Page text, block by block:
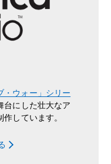
・ウォー」シリー
台にした壮大なア
しています。